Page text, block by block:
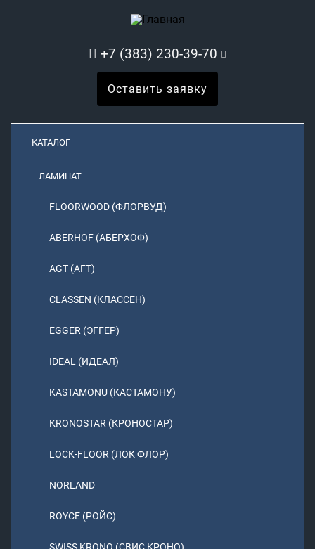
+7 (383) 230-39-70
Оставить заявку
КАТАЛОГ
ЛАМИНАТ
FLOORWOOD (ФЛОРВУД)
ABERHOF (АБЕРХОФ)
AGT (АГТ)
CLASSEN (КЛАССЕН)
EGGER (ЭГГЕР)
IDEAL (ИДЕАЛ)
KASTAMONU (КАСТАМОНУ)
KRONOSTAR (КРОНОСТАР)
LOCK-FLOOR (ЛОК ФЛОР)
NORLAND
ROYCE (РОЙС)